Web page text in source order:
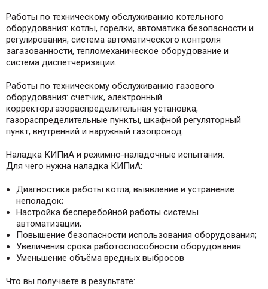
Работы по техническому обслуживанию котельного
оборудования: котлы, горелки, автоматика безопасности и
регулирования, система автоматического контроля
загазованности, тепломеханическое оборудование и
система диспетчеризации.
Работы по техническому обслуживанию газового
оборудования: счетчик, электронный
корректор,газораспределительная установка,
газораспределительные пункты, шкафной регуляторный
пункт, внутренний и наружный газопровод.
Наладка КИПиА и режимно-наладочные испытания:
Для чего нужна наладка КИПиА:
Диагностика работы котла, выявление и устранение
неполадок;
Настройка бесперебойной работы системы
автоматизации;
Повышение безопасности использования оборудования;
Увеличения срока работоспособности оборудования
Уменьшение объёма вредных выбросов
Что вы получаете в результате: